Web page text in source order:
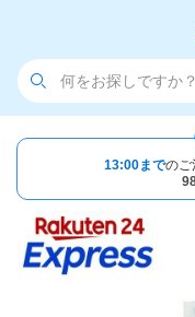
13:00までのご